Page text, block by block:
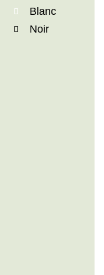
Blanc
Noir